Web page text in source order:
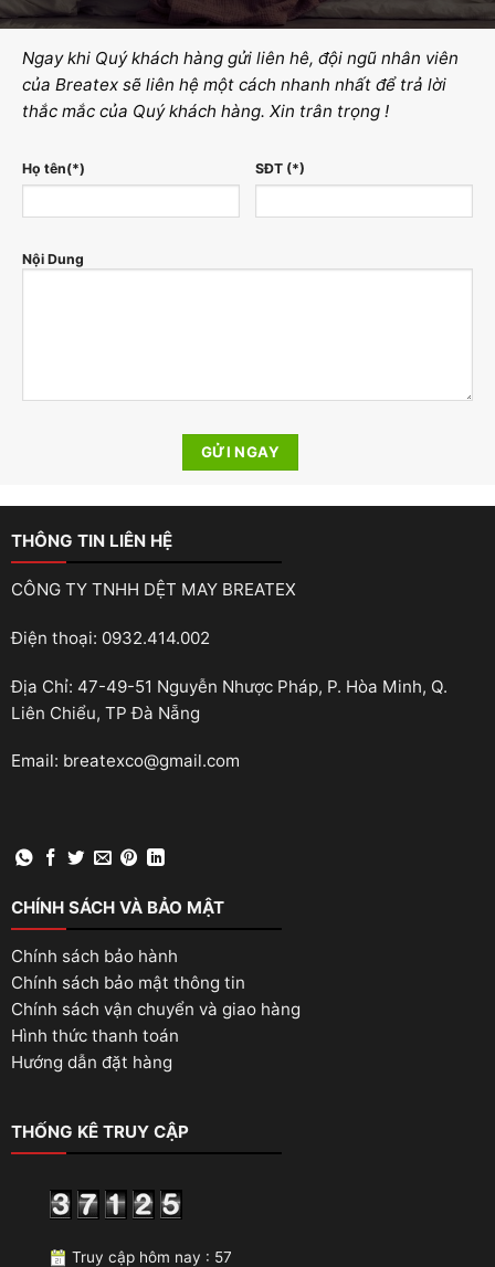
Ngay khi Quý khách hàng gửi liên hê, đội ngũ nhân viên
của Breatex sẽ liên hệ một cách nhanh nhất để trả lời
thắc mắc của Quý khách hàng. Xin trân trọng !
Họ tên(*) SĐT (*)
Nội Dung
THÔNG TIN LIÊN HỆ
CÔNG TY TNHH DỆT MAY BREATEX
Điện thoại: 0932.414.002
Địa Chỉ: 47-49-51 Nguyễn Nhược Pháp, P. Hòa Minh, Q.
Liên Chiểu, TP Đà Nẵng
Email: breatexco@gmail.com
CHÍNH SÁCH VÀ BẢO MẬT
Chính sách bảo hành
Chính sách bảo mật thông tin
Chính sách vận chuyển và giao hàng
Hình thức thanh toán
Hướng dẫn đặt hàng
THỐNG KÊ TRUY CẬP
Truy cập hôm nay : 57